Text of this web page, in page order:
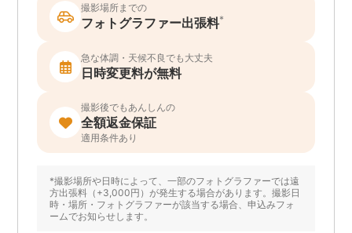
撮影場所までの
フォトグラファー出張料*
急な体調・天候不良でも大丈夫
日時変更料が無料
撮影後でもあんしんの
全額返金保証
適用条件あり
*撮影場所や日時によって、一部のフォトグラファーでは遠
方出張料（+3,000円）が発生する場合があります。撮影日
時・場所・フォトグラファーが該当する場合、申込みフォ
ームでお知らせします。